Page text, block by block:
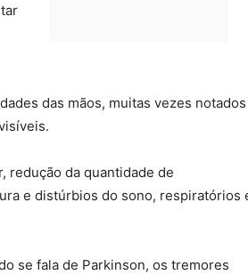
das mãos, muitas vezes notados
redução da quantidade de
e distúrbios do sono, respiratórios
se fala de Parkinson, os tremores